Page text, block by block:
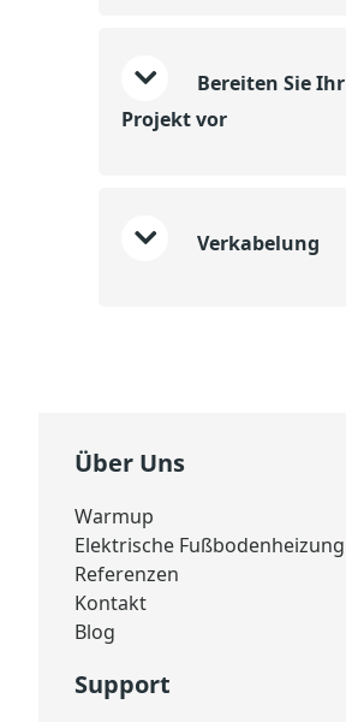
Bereiten Sie Ihr
Projekt vor
Verkabelung
Über Uns
Warmup
Elektrische Fußbodenheizung
Referenzen
Kontakt
Blog
Support